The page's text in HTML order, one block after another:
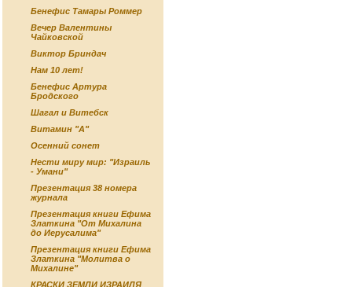
Бенефис Тамары Роммер
Вечер Валентины
Чайковской
Виктор Бриндач
Нам 10 лет!
Бенефис Артура
Бродского
Шагал и Витебск
Витамин "А"
Осенний сонет
Нести миру мир: "Израиль
- Умани"
Презентация 38 номера
журнала
Презентация книги Ефима
Златкина "От Михалина
до Иерусалима"
Презентация книги Ефима
Златкина "Молитва о
Михалине"
КРАСКИ ЗЕМЛИ ИЗРАИЛЯ